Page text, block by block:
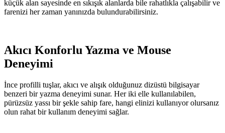
küçük alan sayesinde en sıkışık alanlarda bile rahatlıkla çalışabilir ve
farenizi her zaman yanınızda bulundurabilirsiniz.
Akıcı Konforlu Yazma ve Mouse
Deneyimi
İnce profilli tuşlar, akıcı ve alışık olduğunuz dizüstü bilgisayar
benzeri bir yazma deneyimi sunar. Her iki elle kullanılabilen,
pürüzsüz yassı bir şekle sahip fare, hangi elinizi kullanıyor olursanız
olun rahat bir kullanım deneyimi sağlar.